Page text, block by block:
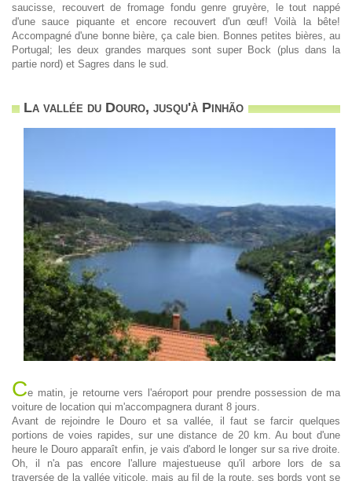
saucisse, recouvert de fromage fondu genre gruyère, le tout nappé
d'une sauce piquante et encore recouvert d'un œuf! Voilà la bête!
Accompagné d'une bonne bière, ça cale bien. Bonnes petites bières, au
Portugal; les deux grandes marques sont super Bock (plus dans la
partie nord) et Sagres dans le sud.
La vallée du Douro, jusqu'à Pinhão
Ce matin, je retourne vers l'aéroport pour prendre possession de ma
voiture de location qui m'accompagnera durant 8 jours.
Avant de rejoindre le Douro et sa vallée, il faut se farcir quelques
portions de voies rapides, sur une distance de 20 km. Au bout d'une
heure le Douro apparaît enfin, je vais d'abord le longer sur sa rive droite.
Oh, il n'a pas encore l'allure majestueuse qu'il arbore lors de sa
traversée de la vallée viticole, mais au fil de la route, ses bords vont se